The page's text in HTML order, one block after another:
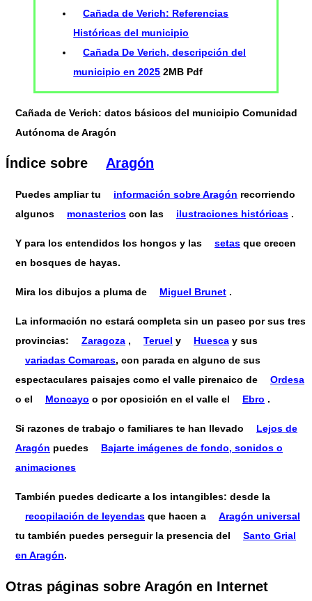
Cañada de Verich: Referencias
Históricas del municipio
Cañada De Verich, descripción del
municipio en 2025 2MB Pdf
Cañada de Verich: datos básicos del municipio Comunidad
Autónoma de Aragón
Índice sobre Aragón
Puedes ampliar tu información sobre Aragón recorriendo
algunos
monasterios con las ilustraciones históricas .
Y para los entendidos los hongos y las setas que crecen
en bosques de hayas.
Mira los dibujos a pluma de Miguel Brunet .
La información no estará completa sin un paseo por sus tres
provincias:
Zaragoza , Teruel y Huesca y sus
variadas Comarcas, con parada en alguno de sus
espectaculares paisajes como el valle pirenaico de
Ordesa
o el
Moncayo o por oposición en el valle el Ebro .
Si razones de trabajo o familiares te han llevado
Lejos de
Aragón puedes
Bajarte imágenes de fondo, sonidos o
animaciones
También puedes dedicarte a los intangibles: desde la
recopilación de leyendas que hacen a
Aragón universal
tu también puedes perseguir la presencia del
Santo Grial
en Aragón.
Otras páginas sobre Aragón en Internet